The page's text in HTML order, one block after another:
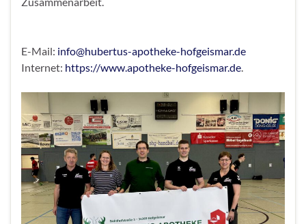
E-Mail: info@hubertus-apotheke-hofgeismar.de
Internet: https://www.apotheke-hofgeismar.de.